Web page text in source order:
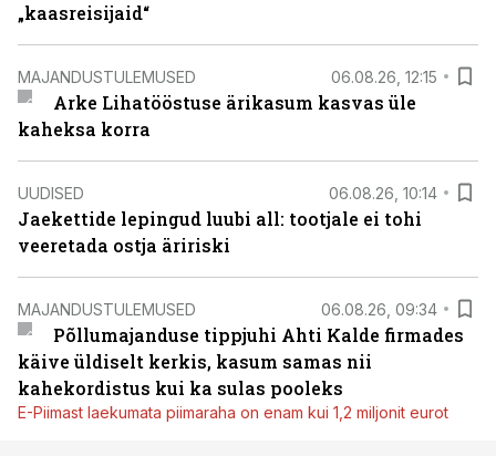
„kaasreisijaid“
MAJANDUSTULEMUSED 06.08.26, 12:15
Arke Lihatööstuse ärikasum kasvas üle
kaheksa korra
UUDISED 06.08.26, 10:14
Jaekettide lepingud luubi all: tootjale ei tohi
veeretada ostja äririski
MAJANDUSTULEMUSED 06.08.26, 09:34
Põllumajanduse tippjuhi Ahti Kalde firmades
käive üldiselt kerkis, kasum samas nii
kahekordistus kui ka sulas pooleks
E-Piimast laekumata piimaraha on enam kui 1,2 miljonit eurot